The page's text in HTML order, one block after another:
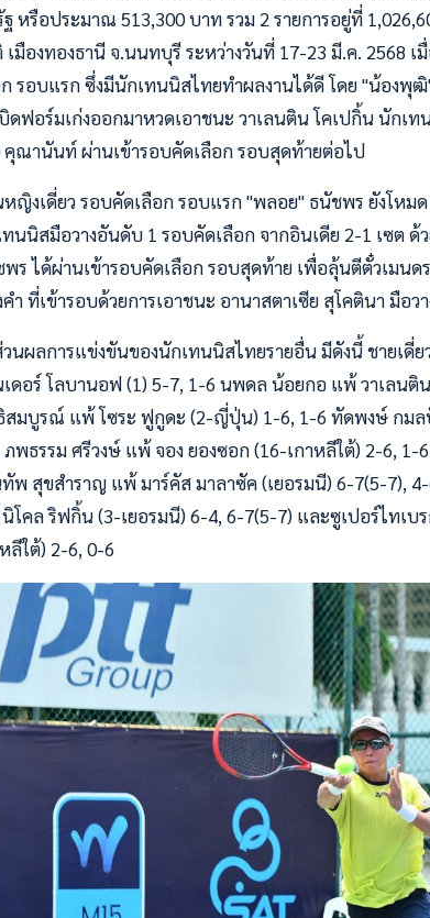
ฐ หรือประมาณ 513,300 บาท รวม 2 รายการอยู่ที่
เมืองทองธานี จ.นนทบุรี ระหว่างวันที่ 17-23 มี.ค. 2568
ก รอบแรก ซึ่งมีนักเทนนิสไทยทำผลงานได้ดี โดย "น้อง
ดฟอร์มเก่งออกมาหวดเอาชนะ วาเลนติน โคเปกิ้น นักเ
คุณานันท์ ผ่านเข้ารอบคัดเลือก รอบสุดท้ายต่อไป
ญิงเดี่ยว รอบคัดเลือก รอบแรก "พลอย" ธนัชพร ยังโห
นนิสมือวางอันดับ 1 รอบคัดเลือก จากอินเดีย 2-1 เซต ด้
พร ได้ผ่านเข้ารอบคัดเลือก รอบสุดท้าย เพื่อลุ้นตีตั๋วเมน
ำ ที่เข้ารอบด้วยการเอาชนะ อานาสตาเซีย สุโคตินา มือ
นผลการแข่งขันของนักเทนนิสไทยรายอื่น มีดังนี้ ชายเดี่
ดอร์ โลบานอฟ (1) 5-7, 1-6 นพดล น้อยกอ แพ้ วาเลน
สมบูรณ์ แพ้ โซระ ฟูกูดะ (2-ญี่ปุ่น) 1-6, 1-6 ทัดพงษ์ กม
พธรรม ศรีวงษ์ แพ้ จอง ยองซอก (16-เกาหลีใต้) 2-6,
พ สุขสำราญ แพ้ มาร์คัส มาลาซัค (เยอรมนี) 6-7(5-7),
โคล ริฟกิ้น (3-เยอรมนี) 6-4, 6-7(5-7) และซูเปอร์ไทเ
ลีใต้) 2-6, 0-6